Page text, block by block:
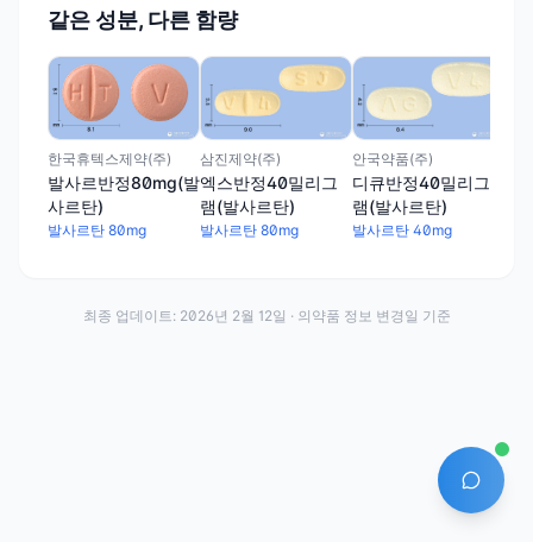
같은 성분, 다른 함량
한국휴텍스제약(주)
발사르반정80mg(발
사르탄)
발사르탄 80mg
삼진제약(주)
엑스반정40밀리그
램(발사르탄)
발사르탄 80mg
안국약품(주)
디큐반정40밀리그
램(발사르탄)
발사르탄 40mg
AI 에이
최종 업데이트: 2026년 2월 12일 · 의약품 정보 변경일 기준